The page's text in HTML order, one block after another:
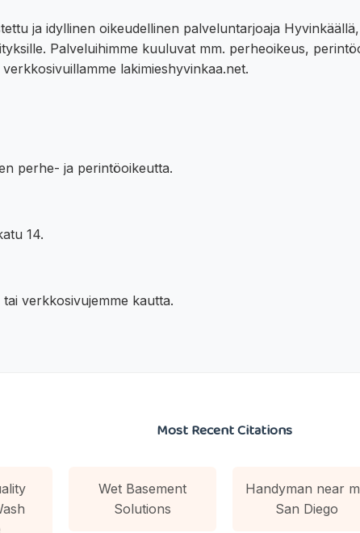
ja idyllinen oikeudellinen palveluntarjoaja
Palveluihimme kuuluvat mm. perheoikeus,
lakimieshyvinkaa.net.
perhe- ja perintöoikeutta.
14.
verkkosivujemme kautta.
Most Recent Citations
Wet Basement
Solutions
Handyman near
San Diego